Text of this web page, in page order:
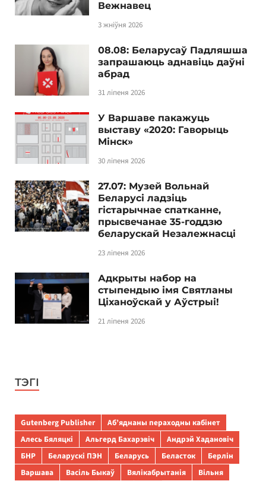
Вежнавец
3 жніўня 2026
08.08: Беларусаў Падляшша
запрашаюць аднавіць даўні
абрад
31 ліпеня 2026
У Варшаве пакажуць
выставу «2020: Гаворыць
Мінск»
30 ліпеня 2026
27.07: Музей Вольнай
Беларусі ладзіць
гістарычнае спатканне,
прысвечанае 35-годдзю
беларускай Незалежнасці
23 ліпеня 2026
Адкрыты набор на
стыпендыю імя Святланы
Ціханоўскай у Аўстрыі!
21 ліпеня 2026
ТЭГІ
Gutenberg Publisher
Аб’яднаны пераходны кабінет
Алесь Бяляцкі
Альгерд Бахарэвіч
Андрэй Хадановіч
БНР
Беларускі ПЭН Беларусь Беласток
Берлін
Варшава
Васіль Быкаў Вялікабрытанія
Вільня